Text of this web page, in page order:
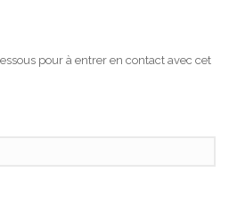
pour à entrer en contact avec cet